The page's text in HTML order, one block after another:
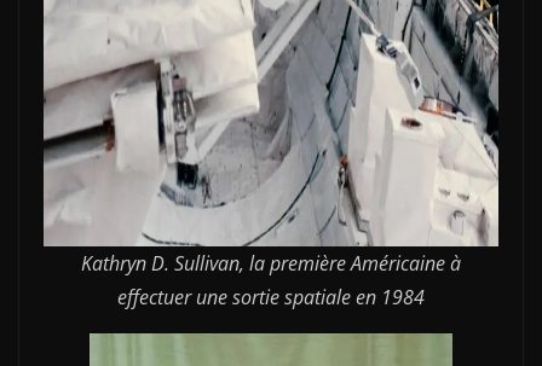
Kathryn D. Sullivan, la première Américaine à
effectuer une sortie spatiale en 1984